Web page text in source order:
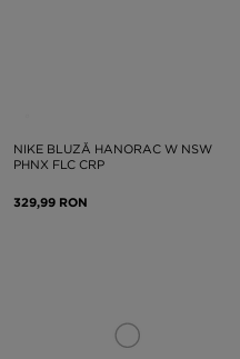
NIKE BLUZĂ HANORAC W NSW
PHNX FLC CRP
329,99 RON